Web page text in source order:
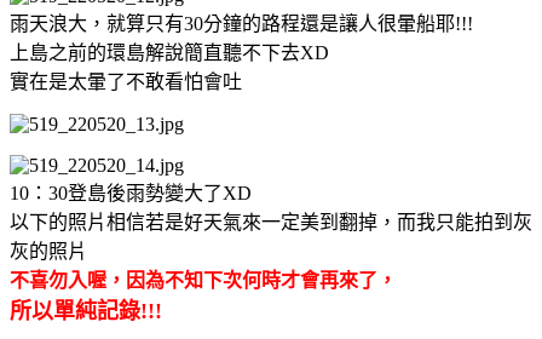
雨天浪大，就算只有30分鐘的路程還是讓人很暈船耶!!!
上島之前的環島解說簡直聽不下去XD
實在是太暈了不敢看怕會吐
10：30登島後雨勢變大了XD
以下的照片相信若是好天氣來一定美到翻掉，而我只能拍到灰
灰的照片
不喜勿入喔，因為不知下次何時才會再來了，
所以單純記錄!!!